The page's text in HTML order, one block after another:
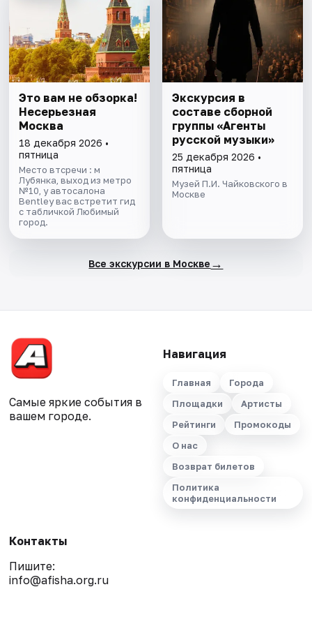
Это вам не обзорка!
Несерьезная
Москва
18 декабря 2026 •
пятница
Место втсречи : м
Лубянка, выход из метро
№10, у автосалона
Bentley вас встретит гид
с табличкой Любимый
город.
Экскурсия в
составе сборной
группы «Агенты
русской музыки»
25 декабря 2026 •
пятница
Музей П.И. Чайковского в
Москве
Все экскурсии в Москве →
Самые яркие события в
вашем городе.
Навигация
Главная
Города
Площадки
Артисты
Рейтинги
Промокоды
О нас
Возврат билетов
Политика
конфиденциальности
Контакты
Пишите:
info@afisha.org.ru